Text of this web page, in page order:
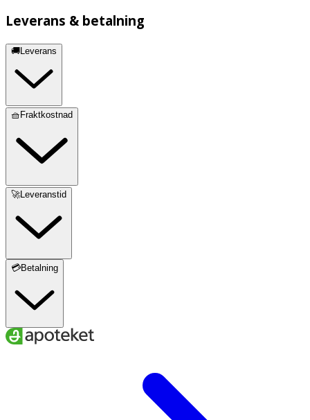
Leverans & betalning
🚚Leverans
🧺Fraktkostnad
🚀Leveranstid
💳Betalning